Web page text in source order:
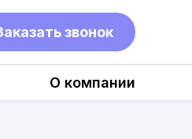
звонок
О компании